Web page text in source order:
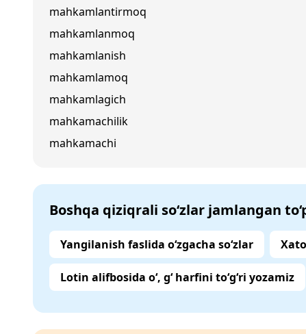
mahkamlantirmoq
mahkamlanmoq
mahkamlanish
mahkamlamoq
mahkamlagich
mahkamachilik
mahkamachi
Boshqa qiziqrali so‘zlar jamlangan
Yangilanish faslida o‘zgacha so‘zlar
Lotin alifbosida o‘, g‘ harfini to‘g‘ri yozamiz